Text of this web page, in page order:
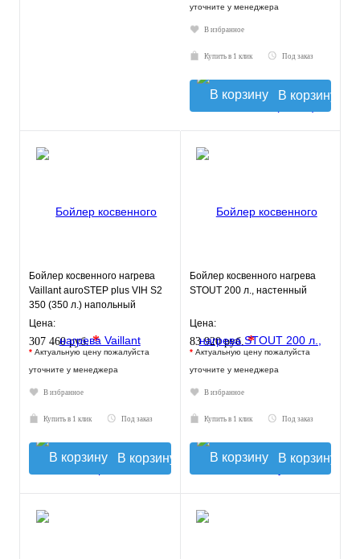
уточните у менеджера
В избранное
Купить в 1 клик Под заказ
В корзину
Бойлер косвенного нагрева
Vaillant auroSTEP plus VIH S2
350 (350 л.) напольный
Цена:
307 460 руб.*
* Актуальную цену пожалуйста
уточните у менеджера
В избранное
Купить в 1 клик Под заказ
В корзину
Бойлер косвенного нагрева
STOUT 200 л., настенный
Цена:
83 920 руб.*
* Актуальную цену пожалуйста
уточните у менеджера
В избранное
Купить в 1 клик Под заказ
В корзину